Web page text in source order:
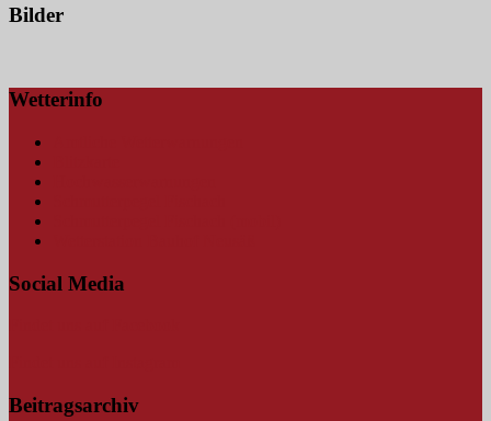
Bilder
Wetterinfo
Social Media
Beitragsarchiv